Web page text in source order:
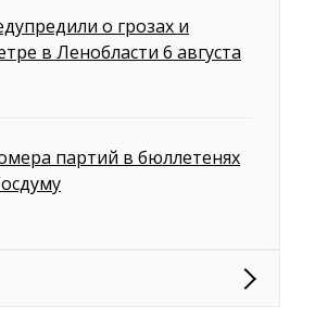
о грозах и
в Ленобласти 6 августа
партий в бюллетенях